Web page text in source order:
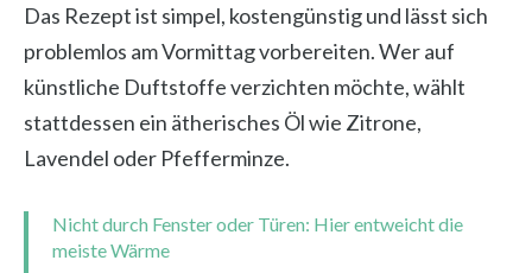
Das Rezept ist simpel, kostengünstig und lässt sich
problemlos am Vormittag vorbereiten. Wer auf
künstliche Duftstoffe verzichten möchte, wählt
stattdessen ein ätherisches Öl wie Zitrone,
Lavendel oder Pfefferminze.
Nicht durch Fenster oder Türen: Hier entweicht die
meiste Wärme